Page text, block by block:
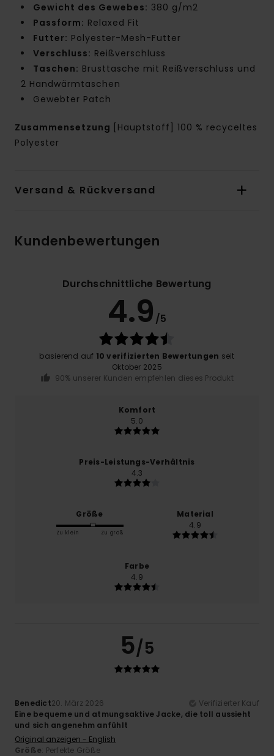
Gewicht des Gewebes: 380 g/m2
Passform: Relaxed Fit
Futter: Polyester-Mesh-Futter
Verschluss: Reißverschluss
Taschen: Brusttasche mit Reißverschluss und
2 Handwärmtaschen
Gewebter Patch
Zusammensetzung [Hauptstoff] 100 % recyceltes
Polyester
Versand & Rückversand
Kundenbewertungen
Durchschnittliche Bewertung
4.9 /5
basierend auf 10 verifizierten Bewertungen seit
Oktober 2025
90% unserer Kunden empfehlen dieses Produkt
Komfort
5.0
Preis-Leistungs-Verhältnis
4.3
Größe
Zu klein Zu groß
Material
4.9
Farbe
4.9
5/5
Benedict20. März 2026
Verifizierter Kauf
Eine bequeme und atmungsaktive Jacke, die toll aussieht
und sich angenehm anfühlt
Original anzeigen - English
Größe: Perfekte Größe